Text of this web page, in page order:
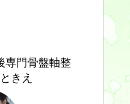
専門骨盤軸整
きえ